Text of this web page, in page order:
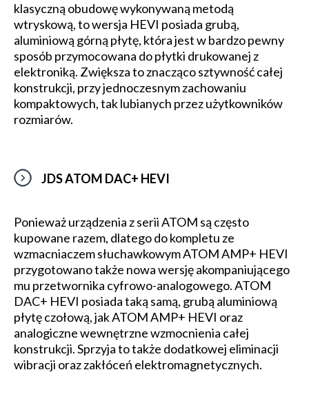
klasyczną obudowę wykonywaną metodą
wtryskową, to wersja HEVI posiada grubą,
aluminiową górną płytę, która jest w bardzo pewny
sposób przymocowana do płytki drukowanej z
elektroniką. Zwiększa to znacząco sztywność całej
konstrukcji, przy jednoczesnym zachowaniu
kompaktowych, tak lubianych przez użytkowników
rozmiarów.
JDS ATOM DAC+ HEVI
Ponieważ urządzenia z serii ATOM są często
kupowane razem, dlatego do kompletu ze
wzmacniaczem słuchawkowym ATOM AMP+ HEVI
przygotowano także nowa wersję akompaniującego
mu przetwornika cyfrowo-analogowego. ATOM
DAC+ HEVI posiada taką samą, grubą aluminiową
płytę czołową, jak ATOM AMP+ HEVI oraz
analogiczne wewnętrzne wzmocnienia całej
konstrukcji. Sprzyja to także dodatkowej eliminacji
wibracji oraz zakłóceń elektromagnetycznych.